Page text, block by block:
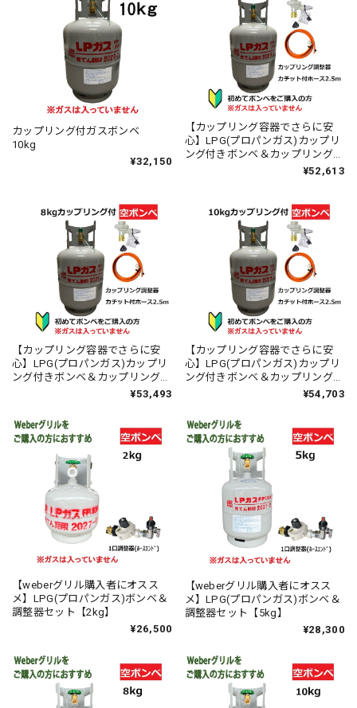
カップリング付ガスボンベ
10kg
¥32,150
【カップリング容器でさらに安
心】LPG(プロパンガス)カップリ
ング付きボンベ＆カップリング調
¥52,613
【カップリング容器でさらに安
心】LPG(プロパンガス)カップリ
ング付きボンベ＆カップリング調
¥53,493
【カップリング容器でさらに安
心】LPG(プロパンガス)カップリ
ング付きボンベ＆カップリング調
¥54,703
【weberグリル購入者にオスス
メ】LPG(プロパンガス)ボンベ＆
調整器セット【2kg】
¥26,500
【weberグリル購入者にオスス
メ】LPG(プロパンガス)ボンベ＆
調整器セット【5kg】
¥28,300